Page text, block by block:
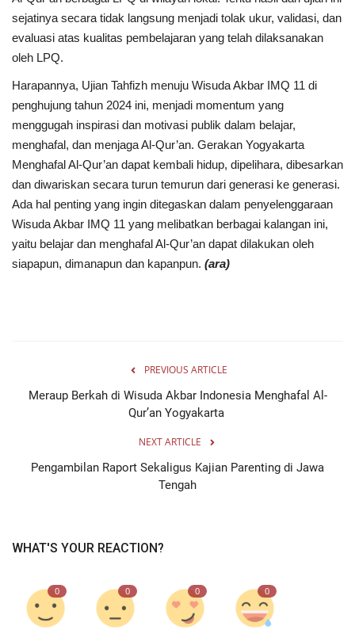
sejatinya secara tidak langsung menjadi tolak ukur, validasi, dan
evaluasi atas kualitas pembelajaran yang telah dilaksanakan
oleh LPQ.
Harapannya, Ujian Tahfizh menuju Wisuda Akbar IMQ 11 di
penghujung tahun 2024 ini, menjadi momentum yang
menggugah inspirasi dan motivasi publik dalam belajar,
menghafal, dan menjaga Al-Qur’an. Gerakan Yogyakarta
Menghafal Al-Qur’an dapat kembali hidup, dipelihara, dibesarkan
dan diwariskan secara turun temurun dari generasi ke generasi.
Ada hal penting yang ingin ditegaskan dalam penyelenggaraan
Wisuda Akbar IMQ 11 yang melibatkan berbagai kalangan ini,
yaitu belajar dan menghafal Al-Qur’an dapat dilakukan oleh
siapapun, dimanapun dan kapanpun. (ara)
PREVIOUS ARTICLE
Meraup Berkah di Wisuda Akbar Indonesia Menghafal Al-
Qur’an Yogyakarta
NEXT ARTICLE
Pengambilan Raport Sekaligus Kajian Parenting di Jawa
Tengah
WHAT'S YOUR REACTION?
0 0 0 0